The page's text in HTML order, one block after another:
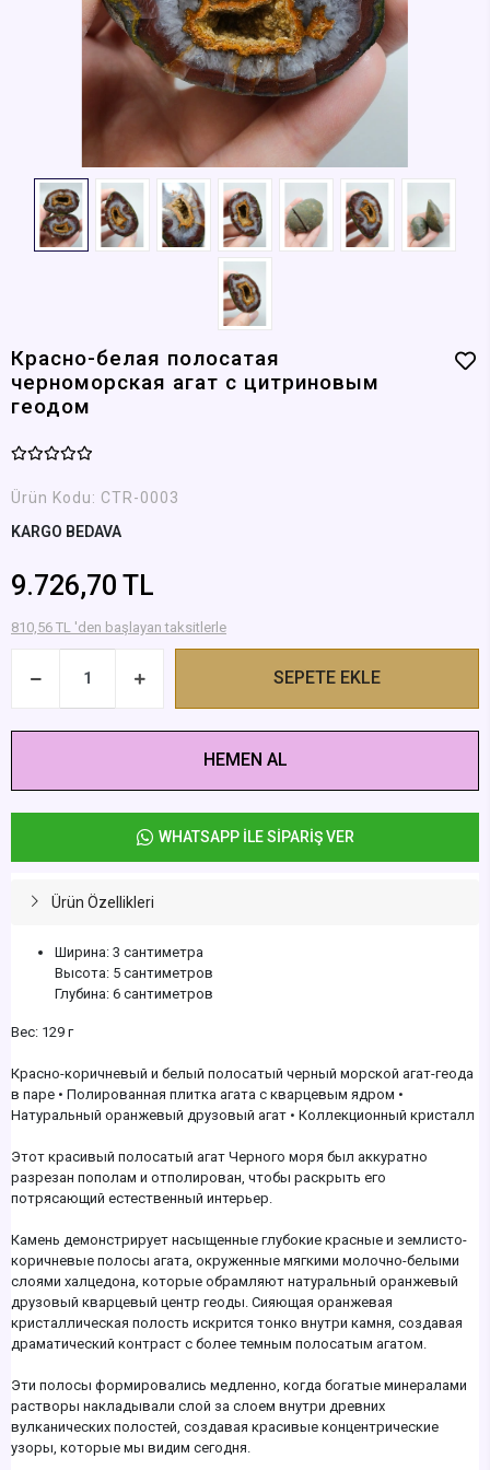
Красно-белая полосатая
черноморская агат с цитриновым
геодом
Ürün Kodu: CTR-0003
KARGO BEDAVA
9.726,70 TL
810,56 TL 'den başlayan taksitlerle
SEPETE EKLE
HEMEN AL
WHATSAPP İLE SİPARİŞ VER
Ürün Özellikleri
Ширина: 3 сантиметра
Высота: 5 сантиметров
Глубина: 6 сантиметров
Вес: 129 г
Красно-коричневый и белый полосатый черный морской агат-геода
в паре • Полированная плитка агата с кварцевым ядром •
Натуральный оранжевый друзовый агат • Коллекционный кристалл
Этот красивый полосатый агат Черного моря был аккуратно
разрезан пополам и отполирован, чтобы раскрыть его
потрясающий естественный интерьер.
Камень демонстрирует насыщенные глубокие красные и землисто-
коричневые полосы агата, окруженные мягкими молочно-белыми
слоями халцедона, которые обрамляют натуральный оранжевый
друзовый кварцевый центр геоды. Сияющая оранжевая
кристаллическая полость искрится тонко внутри камня, создавая
драматический контраст с более темным полосатым агатом.
Эти полосы формировались медленно, когда богатые минералами
растворы накладывали слой за слоем внутри древних
вулканических полостей, создавая красивые концентрические
узоры, которые мы видим сегодня.